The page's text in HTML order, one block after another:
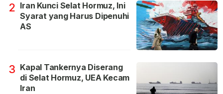
2 Iran Kunci Selat Hormuz, Ini
Syarat yang Harus Dipenuhi
AS
3 Kapal Tankernya Diserang
di Selat Hormuz, UEA Kecam
Iran